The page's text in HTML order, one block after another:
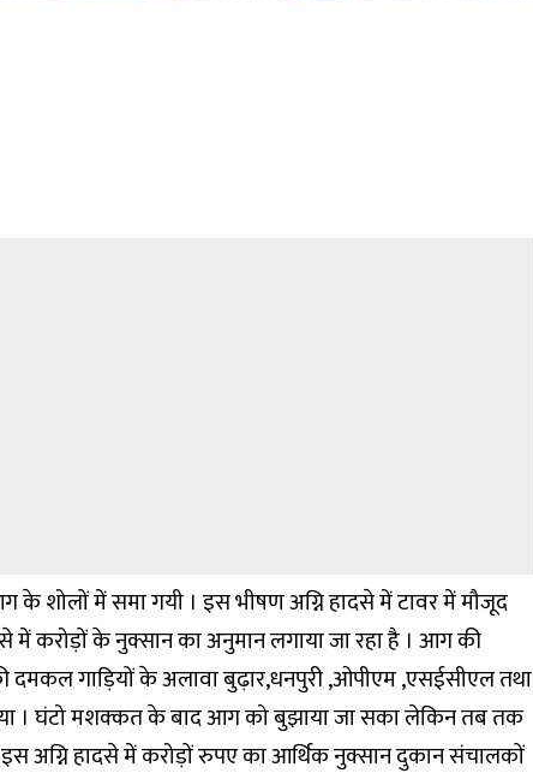
शोलों में समा गयी । इस भीषण अग्नि हादसे में टावर में मौजूद
करोड़ों के नुक्सान का अनुमान लगाया जा रहा है । आग की
दमकल गाड़ियों के अलावा बुढ़ार,धनपुरी ,ओपीएम ,एसईसीएल तथा
। घंटो मशक्कत के बाद आग को बुझाया जा सका लेकिन तब तक
अग्नि हादसे में करोड़ों रुपए का आर्थिक नुक्सान दुकान संचालकों